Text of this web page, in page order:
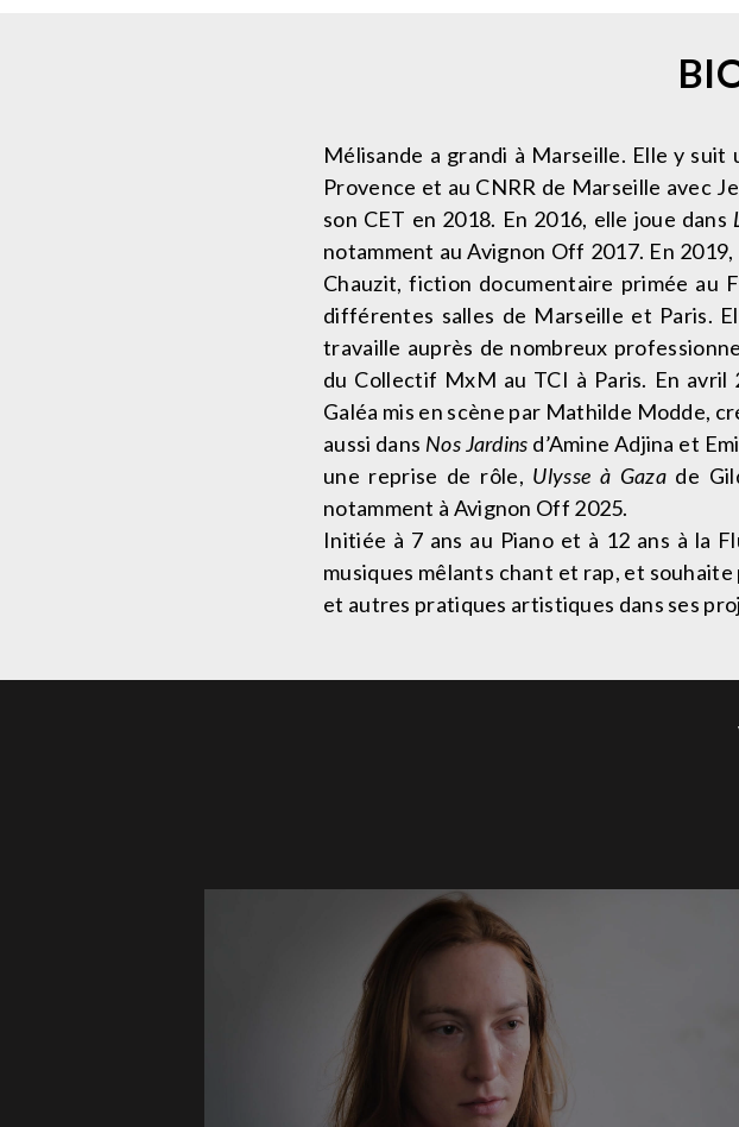
Mélisande a grandi à Marseille. Elle y
Provence et au CNRR de Marseille avec
son CET en 2018. En 2016, elle joue dans
notamment au Avignon Off 2017. En
Chauzit, fiction documentaire primée au
différentes salles de Marseille et Paris.
travaille auprès de nombreux
du Collectif MxM au TCI à Paris. En
Galéa mis en scène par Mathilde Modde,
aussi dans Nos Jardins d’Amine Adjina et
une reprise de rôle, Ulysse à Gaza de
notamment à Avignon Off 2025.
Initiée à 7 ans au Piano et à 12 ans à la
musiques mêlants chant et rap, et
et autres pratiques artistiques dans ses